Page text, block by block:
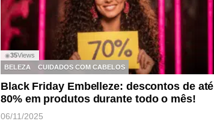
◉35Views
BELEZA
CUIDADOS COM CABELOS
Black Friday Embelleze: descontos de até
80% em produtos durante todo o mês!
06/11/2025